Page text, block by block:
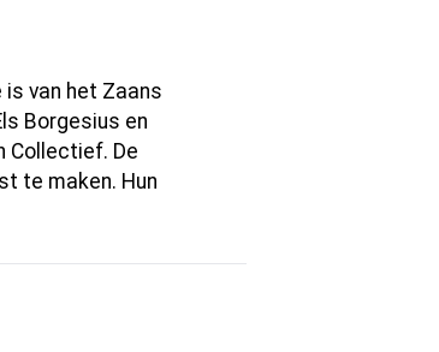
is van het Zaans
Borgesius en
Collectief. De
te maken. Hun